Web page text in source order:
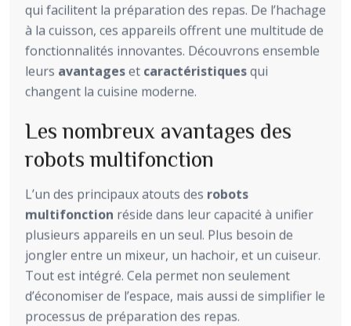
qui facilitent la préparation des repas. De l’hachage
à la cuisson, ces appareils offrent une multitude de
fonctionnalités innovantes. Découvrons ensemble
leurs avantageset caractéristiquesqui
changent la cuisine moderne.
Les nombreux avantages des
robots multifonction
L’un des principaux atouts des robots
multifonction réside dans leur capacité à unifier
plusieurs appareils en un seul. Plus besoin de
jongler entre un mixeur, un hachoir, et un cuiseur.
Tout est intégré. Cela permet non seulement
d’économiser de l’espace, mais aussi de simplifier le
processus de préparation des repas.